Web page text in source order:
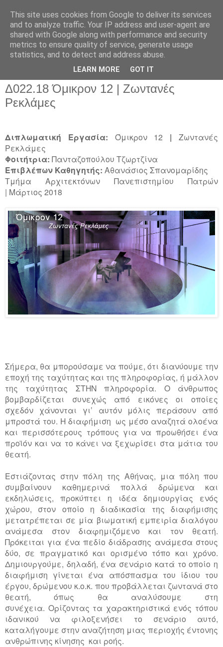
Δ022.18 Όμικρον 12 | Ζωντανές
Ρεκλάμες
Διπλωματική Εργασία: Όμικρον 12 |Ζωντανές
Ρεκλάμες
Φοιτήτρια: Πανταζοπούλου Τζωρτζίνα
Επιβλέπων Καθηγητής: Αθανάσιος Σπανομαρίδης
Τμήμα Αρχιτεκτόνων Πανεπιστημίου Πατρών
| Μάρτιος 2018
Σήμερα, θα μπορούσαμε να πούμε, ότι διανύουμε την
εποχή της ταχύτητας και της πληροφορίας, ή μάλλον
της ταχύτητας ΣΤΗΝ πληροφορία. Ο άνθρωπος
βομβαρδίζεται συνεχώς από εικόνες οι οποίες
σχεδόν χάνονται γι’ αυτόν μόλις περάσουν από
μπροστά του. Η διαφήμιση ως μέσο αναζητά ολοένα
και περισσότερους τρόπους για να προωθήσει ένα
προϊόν και να το κάνει να ξεχωρίσει στα μάτια του
θεατή.
Εστιάζοντας στην πόλη της Αθήνας, μια πόλη που
συμβαίνουν καθημερινά πολλά δρώμενα και
εκδηλώσεις, προκύπτει η ιδέα δημιουργίας ενός
χώρου, στον οποίο η διαδικασία της διαφήμισης
μετατρέπεται σε μία βιωματική εμπειρία διαλόγου
ανάμεσα στον διαφημιζόμενο και τον θεατή.
Πρόκειται για ένα πεδίο διάδρασης ανάμεσα στους
δύο, σε πραγματικό και ορισμένο τόπο και χρόνο.
Δημιουργούμε, δηλαδή, ένα σενάριο κατά το οποίο η
διαφήμιση γίνεται ένα απόσπασμα του ίδιου του
έργου, δρώμενου κ.ο.κ. που προβάλλεται ζωντανά στο
θεατή, όπως θα αναλύσουμε στη
συνέχεια. Ορίζοντας τα χαρακτηριστικά ενός τόπου
ιδανικού να φιλοξενήσει το σενάριο αυτό,
καταλήγουμε στην αναζήτηση μιας περιοχής έντονης
ανθρώπινης κίνησης και ροής.
This site uses cookies from Google to deliver its services
and to analyze traffic. Your IP address and user-agent are
shared with Google along with performance and security
metrics to ensure quality of service, generate usage
statistics, and to detect and address abuse.
LEARN MORE GOT IT